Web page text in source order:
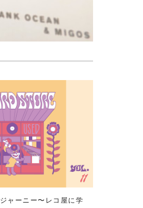
ャーニー〜レコ屋に学